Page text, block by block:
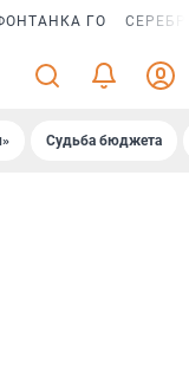
ГО
Судьба бюджета